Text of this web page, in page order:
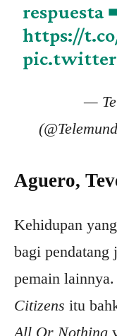
respuesta
https://
—
Aguero,
Kehidupan
bagi pendatang
pemain
Citizens itu
All Or Nothing